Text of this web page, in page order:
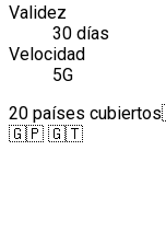
Validez
30 días
Velocidad
5G
20 países cubiertos
🇬🇵 🇬🇹